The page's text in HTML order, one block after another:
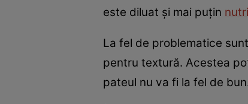
este diluat și mai puțin
La fel de problematice
pentru textură. Acestea
pateul nu va fi la fel de